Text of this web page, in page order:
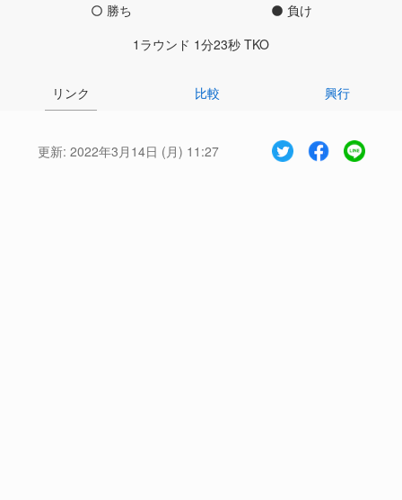
勝ち
負け
1ラウンド 1分23秒 TKO
リンク 比較 興行
更新: 2022年3月14日 (月) 11:27